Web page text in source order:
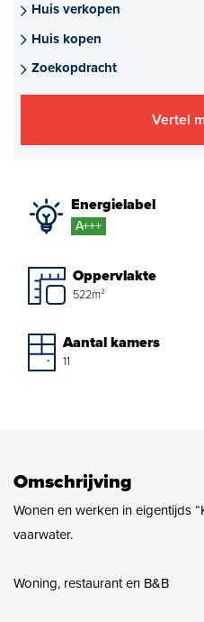
Hypotheekadvies
Projectadvies
Energielabel
Ons Team
Over Van Daal
Klantbeoordelingen
Contact
Huis verkopen
Huis kopen
Zoekopdracht
Vertel
Energielabel
A+++
Oppervlakte
522m²
Aantal kamers
11
Omschrijving
Wonen en werken in eigentijds
vaarwater.
Woning, restaurant en B&B